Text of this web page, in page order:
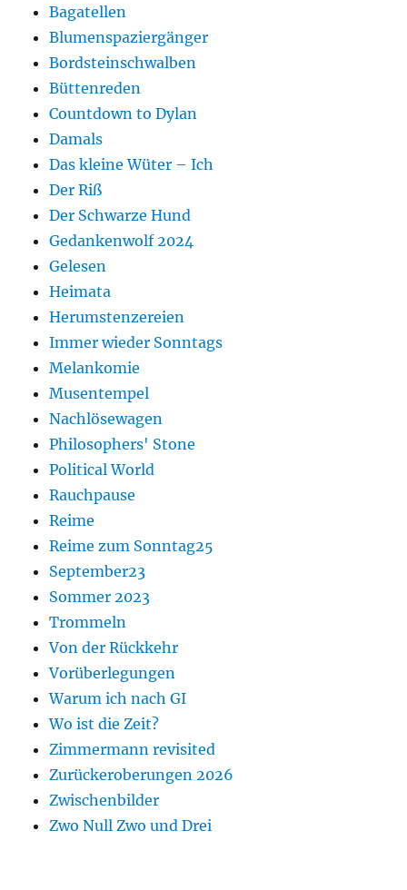
Bagatellen
Blumenspaziergänger
Bordsteinschwalben
Büttenreden
Countdown to Dylan
Damals
Das kleine Wüter – Ich
Der Riß
Der Schwarze Hund
Gedankenwolf 2024
Gelesen
Heimata
Herumstenzereien
Immer wieder Sonntags
Melankomie
Musentempel
Nachlösewagen
Philosophers' Stone
Political World
Rauchpause
Reime
Reime zum Sonntag25
September23
Sommer 2023
Trommeln
Von der Rückkehr
Vorüberlegungen
Warum ich nach GI
Wo ist die Zeit?
Zimmermann revisited
Zurückeroberungen 2026
Zwischenbilder
Zwo Null Zwo und Drei